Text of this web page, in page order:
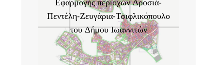
Πεντέλη-Ζευγάρια-Τσιφλικόπουλο
του Δήμου Ιωαννιτών